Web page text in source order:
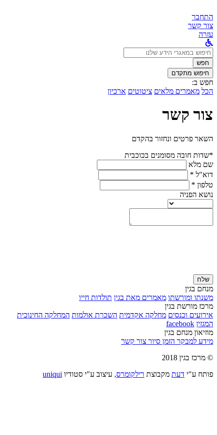
התחבר
צור קשר
עזרה
לחפש
ב:חפש
חיפוש מתקדם
חפש ב:
הכל מאמרים מלאים ציטוטים ארכיון
צור קשר
השאר פרטים ונחזור בהקדם
*שדות חובה מסומנים בכוכבית
שם מלא
דוא"ל *
טלפון *
נושא הפניה
שלח
מנחם בגין
משנתו ומורשתו מאמרים מאת בגין תולדות חייו
מרכז מורשת בגין
אירועים וכנסים מחלקה אקדמית השכרת אולמות המחלקה החינוכית
המגזין facebook
מוזיאון מנחם בגין
מידע למבקר הזמן סיור צור קשר
© מרכז בגין 2018
פותח ע"י דעת מקבוצת רילקומרס, עיצוב ע"י סטודיו uniqui